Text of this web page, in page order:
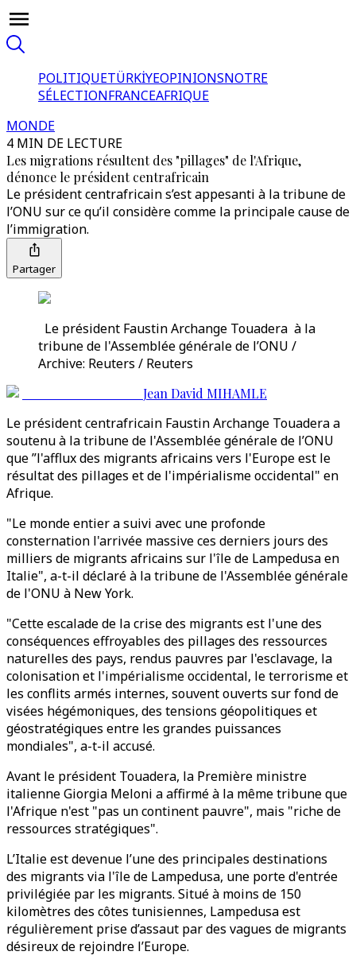
POLITIQUETÜRKİYEOPINIONSNOTRE
SÉLECTIONFRANCEAFRIQUE
MONDE
4 MIN DE LECTURE
Les migrations résultent des "pillages" de l'Afrique,
dénonce le président centrafricain
Le président centrafricain s’est appesanti à la tribune de
l’ONU sur ce qu’il considère comme la principale cause de
l’immigration.
Partager
Le président Faustin Archange Touadera à la
tribune de l'Assemblée générale de l’ONU /
Archive: Reuters / Reuters
Jean David MIHAMLE
Le président centrafricain Faustin Archange Touadera a
soutenu à la tribune de l'Assemblée générale de l’ONU
que ”l'afflux des migrants africains vers l'Europe est le
résultat des pillages et de l'impérialisme occidental" en
Afrique.
"Le monde entier a suivi avec une profonde
consternation l'arrivée massive ces derniers jours des
milliers de migrants africains sur l'île de Lampedusa en
Italie", a-t-il déclaré à la tribune de l'Assemblée générale
de l'ONU à New York.
"Cette escalade de la crise des migrants est l'une des
conséquences effroyables des pillages des ressources
naturelles des pays, rendus pauvres par l'esclavage, la
colonisation et l'impérialisme occidental, le terrorisme et
les conflits armés internes, souvent ouverts sur fond de
visées hégémoniques, des tensions géopolitiques et
géostratégiques entre les grandes puissances
mondiales", a-t-il accusé.
Avant le président Touadera, la Première ministre
italienne Giorgia Meloni a affirmé à la même tribune que
l'Afrique n'est "pas un continent pauvre", mais "riche de
ressources stratégiques".
L’Italie est devenue l’une des principales destinations
des migrants via l'île de Lampedusa, une porte d'entrée
privilégiée par les migrants. Situé à moins de 150
kilomètres des côtes tunisiennes, Lampedusa est
régulièrement prise d’assaut par des vagues de migrants
désireux de rejoindre l’Europe.